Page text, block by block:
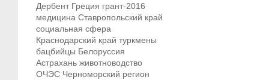
Дербент Греция грант-2016
медицина Ставропольский край
социальная сфера
Краснодарский край туркмены
бацбийцы Белоруссия
Астрахань животноводство
ОЧЭС Черноморский регион